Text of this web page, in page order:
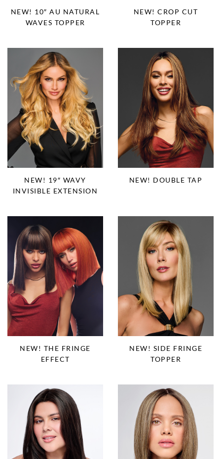
NEW! 10″ AU NATURAL
WAVES TOPPER
NEW! CROP CUT
TOPPER
NEW! 19″ WAVY
INVISIBLE EXTENSION
NEW! DOUBLE TAP
NEW! THE FRINGE
EFFECT
NEW! SIDE FRINGE
TOPPER